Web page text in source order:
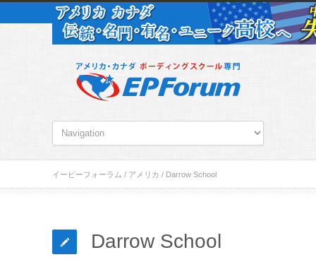
イーピーフォーラム / アメリカ / Darrow School
Darrow School